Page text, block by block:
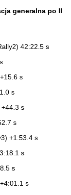
generalna po II
42:22.5 s
s
s
s
s
+1:53.4 s
s
s
s